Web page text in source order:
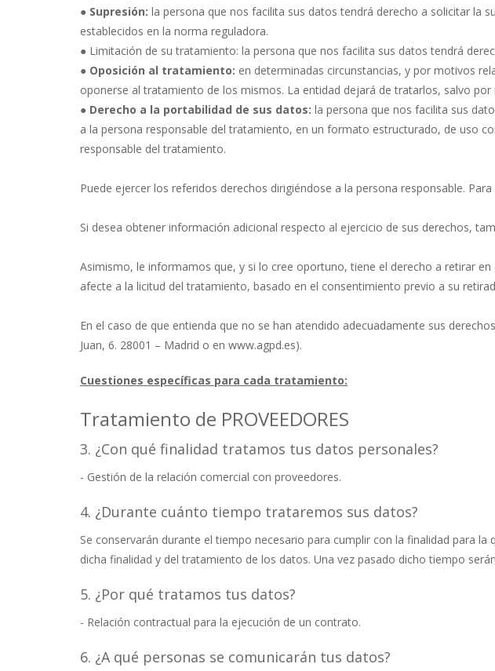
● Supresión: la persona que nos facilita sus datos tendrá derecho a solicitar la
establecidos en la norma reguladora.
● Limitación de su tratamiento: la persona que nos facilita sus datos tendrá
● Oposición al tratamiento: en determinadas circunstancias, y por motivos
oponerse al tratamiento de los mismos. La entidad dejará de tratarlos, salvo
● Derecho a la portabilidad de sus datos: la persona que nos facilita sus
a la persona responsable del tratamiento, en un formato estructurado, de uso
responsable del tratamiento.
Puede ejercer los referidos derechos dirigiéndose a la persona responsable.
Si desea obtener información adicional respecto al ejercicio de sus derechos,
Asimismo, le informamos que, y si lo cree oportuno, tiene el derecho a retirar
afecte a la licitud del tratamiento, basado en el consentimiento previo a su
En el caso de que entienda que no se han atendido adecuadamente sus
Juan, 6. 28001 – Madrid o en www.agpd.es).
Cuestiones específicas para cada tratamiento:
Tratamiento de PROVEEDORES
3. ¿Con qué finalidad tratamos tus datos personales?
- Gestión de la relación comercial con proveedores.
4. ¿Durante cuánto tiempo trataremos sus datos?
Se conservarán durante el tiempo necesario para cumplir con la finalidad para
dicha finalidad y del tratamiento de los datos. Una vez pasado dicho tiempo
5. ¿Por qué tratamos tus datos?
- Relación contractual para la ejecución de un contrato.
6. ¿A qué personas se comunicarán tus datos?